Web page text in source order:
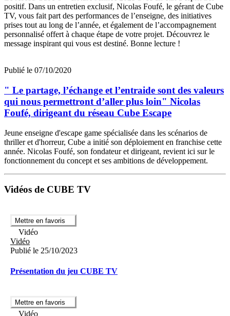
positif. Dans un entretien exclusif, Nicolas Foufé, le gérant de Cube
TV, vous fait part des performances de l’enseigne, des initiatives
prises tout au long de l’année, et également de l’accompagnement
personnalisé offert à chaque étape de votre projet. Découvrez le
message inspirant qui vous est destiné. Bonne lecture !
Publié le 07/10/2020
" Le partage, l’échange et l’entraide sont des valeurs
qui nous permettront d’aller plus loin" Nicolas
Foufé, dirigeant du réseau Cube Escape
Jeune enseigne d'escape game spécialisée dans les scénarios de
thriller et d'horreur, Cube a initié son déploiement en franchise cette
année. Nicolas Foufé, son fondateur et dirigeant, revient ici sur le
fonctionnement du concept et ses ambitions de développement.
Vidéos de CUBE TV
Mettre en favoris
Vidéo
Vidéo
Publié le 25/10/2023
Présentation du jeu CUBE TV
Mettre en favoris
Vidéo